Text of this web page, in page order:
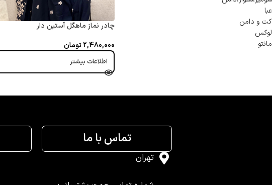
عبا
کت و دامن
لوکس
مانتو
چادر نماز ماهگل آستین دار
2,480,000تومان
اطلاعات بیشتر
تماس با ما
تهران